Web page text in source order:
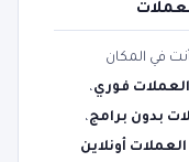
في المكان
فوري،
بدون برامج،
أونلاين